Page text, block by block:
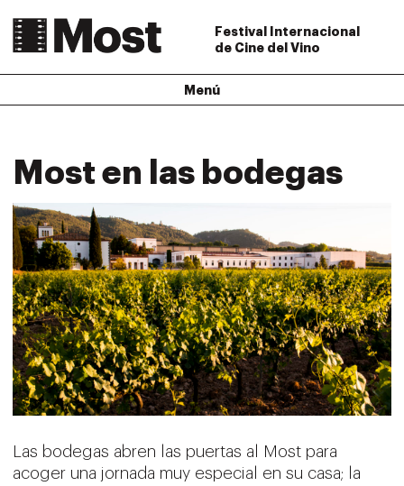
Festival Internacional
de Cine del Vino
Menú
Most en las bodegas
Las bodegas abren las puertas al Most para
acoger una jornada muy especial en su casa; la